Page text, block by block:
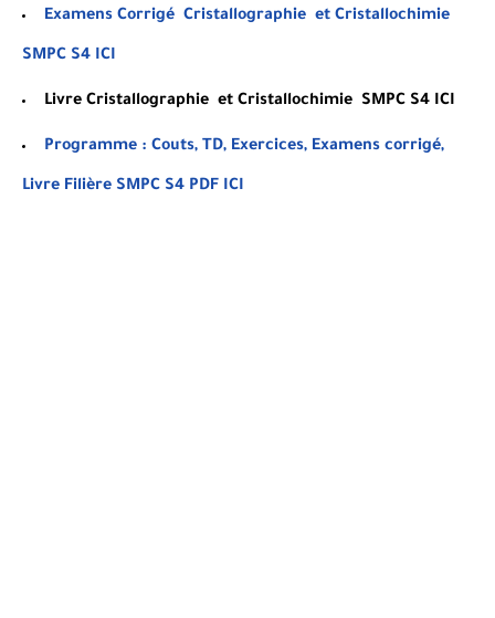
Examens Corrigé Cristallographie et Cristallochimie
SMPC S4 ICI
Livre Cristallographie et Cristallochimie SMPC S4 ICI
Programme : Couts, TD, Exercices, Examens corrigé,
Livre Filière SMPC S4 PDF ICI